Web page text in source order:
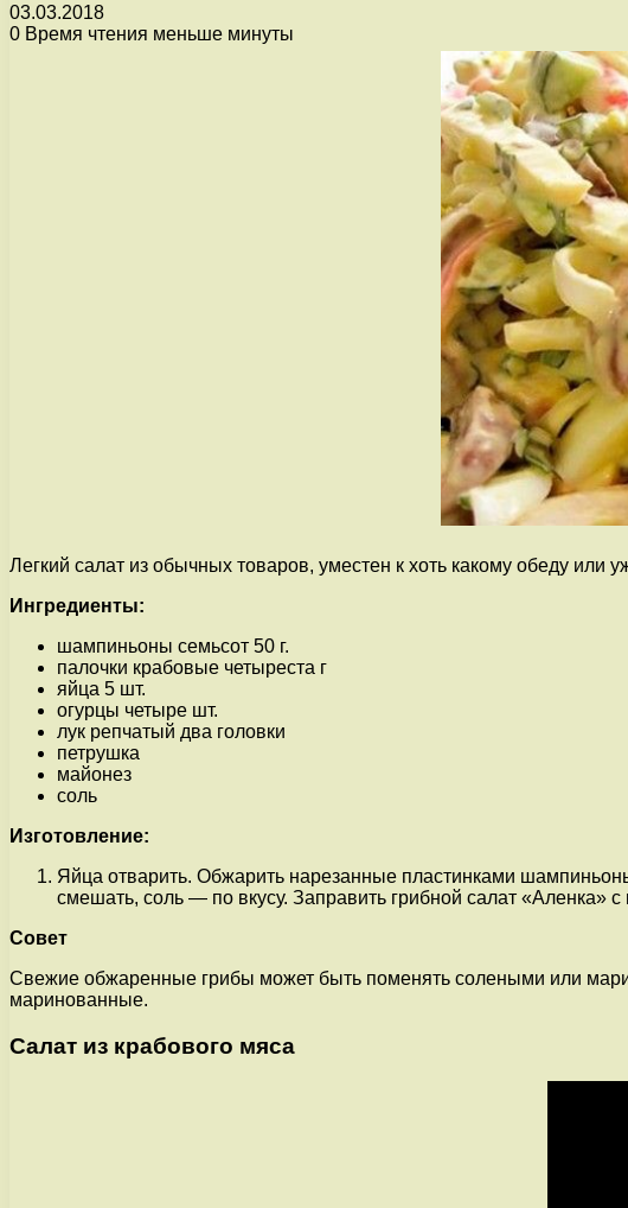
03.03.2018
0 Время чтения меньше минуты
Легкий салат из обычных товаров, уместен к хоть какому обеду
Ингредиенты:
шампиньоны семьсот 50 г.
палочки крабовые четыреста г
яйца 5 шт.
огурцы четыре шт.
лук репчатый два головки
петрушка
майонез
соль
Изготовление:
Яйца отварить. Обжарить нарезанные пластинками
смешать, соль — по вкусу. Заправить грибной салат
Совет
Свежие обжаренные грибы может быть поменять солеными или
маринованные.
Салат из крабового мяса